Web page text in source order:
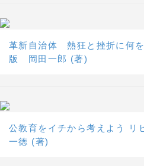
革新自治体 熱狂と挫折に何
版 岡田一郎 (著)
公教育をイチから考えよう リ
一徳 (著)